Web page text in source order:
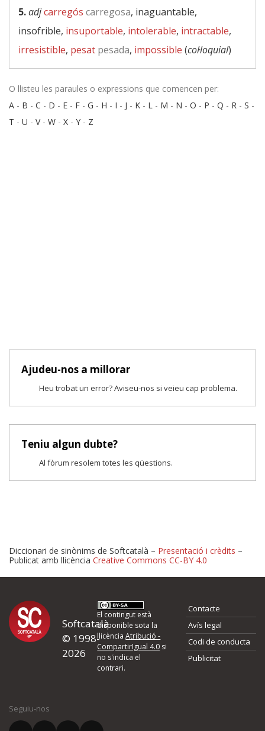
5.adjcarregós carregosa, inaguantable,
insofrible, insuportable, intolerable, intractable,
irresistible, pesat pesada, impossible (col·loquial)
O llisteu les paraules o expressions que comencen per:
A - B - C - D - E - F - G - H - I - J - K - L - M - N - O - P - Q - R - S -
T - U - V- W - X - Y - Z
Ajudeu-nos a millorar
Heu trobat un error? Aviseu-nos si veieu cap problema.
Teniu algun dubte?
Al fòrum resolem totes les qüestions.
Proposeu-nos millores o
d'errors
Si heu trobat un error o voleu proposar alguna millora, ompliu els
quina és la millora que proposeu o l'error del qual voleu informar-
Diccionari de sinònims de Softcatalà – Presentació i crèdits –
Publicat amb llicència Creative Commons CC-BY 4.0
Softcatalà
© 1998-
2026
El contingut està
disponible sota la
llicènciaAtribució -
CompartirIgual 4.0 si
no s'indica el
contrari.
Contacte
Avís legal
Codi de conducta
Publicitat
Seguiu-nos